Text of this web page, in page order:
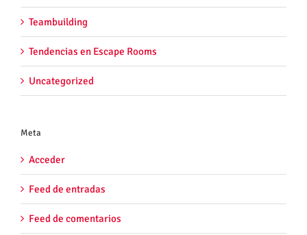
Teambuilding
Tendencias en Escape Rooms
Uncategorized
Meta
Acceder
Feed de entradas
Feed de comentarios